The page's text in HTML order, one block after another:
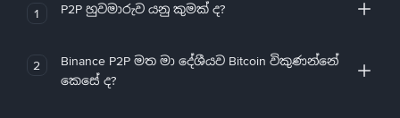
1 P2P හුවමාරුව යනු කුමක් ද?
2
Binance P2P මත මා දේශීයව Bitcoin විකුණන්නේ
කෙසේ ද?